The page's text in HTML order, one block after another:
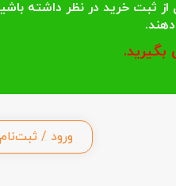
ورود / ثبت‌نام
می کنند قبل از ثبت خرید در نظر